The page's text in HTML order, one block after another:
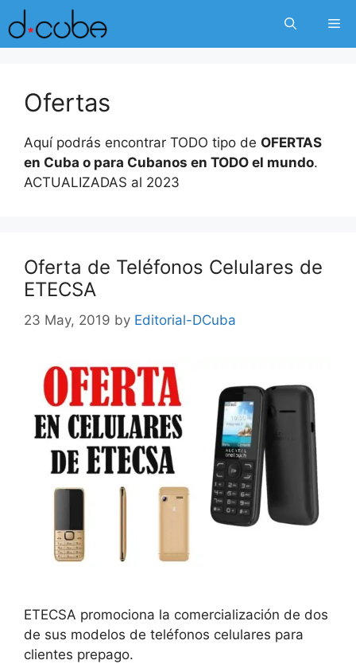
Skip
to
content
Ofertas
Aquí podrás encontrar TODO tipo de OFERTAS
en Cuba o para Cubanos en TODO el mundo.
ACTUALIZADAS al 2023
Oferta de Teléfonos Celulares de
ETECSA
23 May, 2019 by Editorial-DCuba
ETECSA promociona la comercialización de dos
de sus modelos de teléfonos celulares para
clientes prepago.